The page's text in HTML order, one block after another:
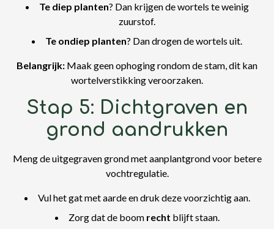
Te diep planten? Dan krijgen de wortels te weinig
zuurstof.
Te ondiep planten? Dan drogen de wortels uit.
Belangrijk: Maak geen ophoging rondom de stam, dit kan
wortelverstikking veroorzaken.
Stap 5: Dichtgraven en
grond aandrukken
Meng de uitgegraven grond met aanplantgrond voor betere
vochtregulatie.
Vul het gat met aarde en druk deze voorzichtig aan.
Zorg dat de boom recht blijft staan.